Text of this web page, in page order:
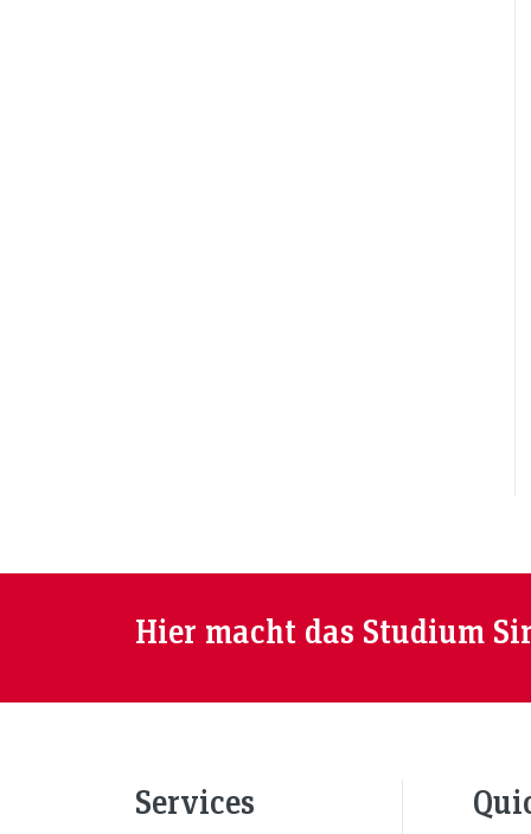
Hier macht das Studium
Services